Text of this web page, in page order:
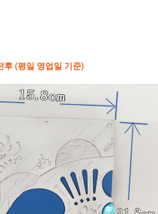
(평일 영업일 기준)